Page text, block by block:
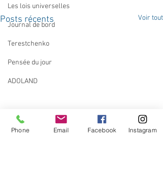
Les lois universelles
Journal de bord
Terestchenko
Pensée du jour
ADOLAND
Posts récents Voir tout
Phone Email Facebook Instagram